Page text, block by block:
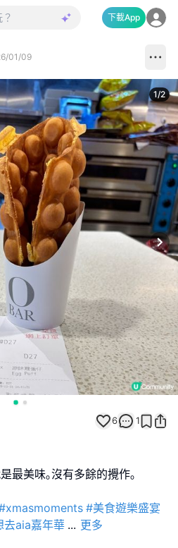
下載App
01/09
1/2
6 1
最美味｡沒有多餘的攪作｡
#美食遊樂盛宴
去aia嘉年華 ... 更多